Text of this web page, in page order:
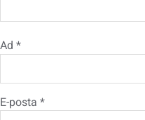
Ad *
E-posta *